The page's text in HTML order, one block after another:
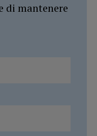
di mantenere